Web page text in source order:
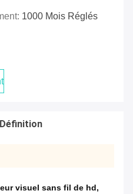
1000 Mois Réglés
Définition
visuel sans fil de hd,